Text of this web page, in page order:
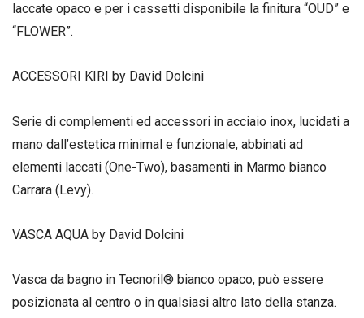
laccate opaco e per i cassetti disponibile la finitura “OUD” e
“FLOWER”.
ACCESSORI KIRI by David Dolcini
Serie di complementi ed accessori in acciaio inox, lucidati a
mano dall’estetica minimal e funzionale, abbinati ad
elementi laccati (One-Two), basamenti in Marmo bianco
Carrara (Levy).
VASCA AQUA by David Dolcini
Vasca da bagno in Tecnoril® bianco opaco, può essere
posizionata al centro o in qualsiasi altro lato della stanza.